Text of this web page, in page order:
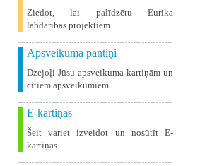
Ziedot, lai palīdzētu Eurika
labdarības projektiem
Apsveikuma pantiņi
Dzejoļi Jūsu apsveikuma kartiņām un
citiem apsveikumiem
E-kartiņas
Šeit variet izveidot un nosūtīt E-
kartiņas